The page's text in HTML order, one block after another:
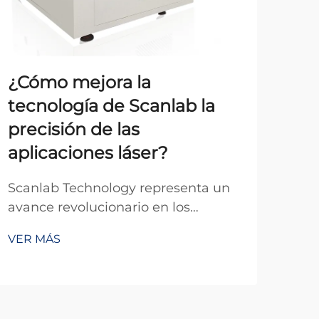
¿Cómo mejora la
tecnología de Scanlab la
precisión de las
aplicaciones láser?
Scanlab Technology representa un
avance revolucionario en los
láser, transformando
VER MÁS